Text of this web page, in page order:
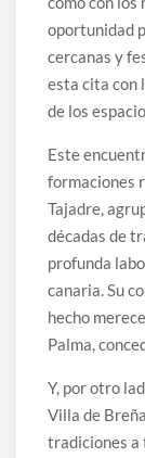
oportunidad
cercanas y
esta cita con
de los
Este
formaciones
Tajadre,
décadas de
profunda
canaria. Su
hecho
Palma,
Y, por otro
Villa de
tradiciones a